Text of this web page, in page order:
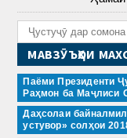
МАВЗӮЪҲОИ
Паёми Президенти
Раҳмон ба Маҷлиси
Даҳсолаи
устувор» солҳои